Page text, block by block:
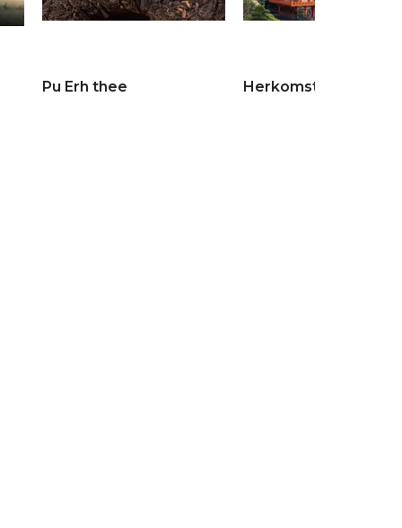
Pu Erh thee Herkomst